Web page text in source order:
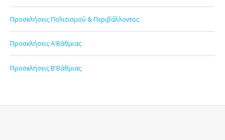
Προσκλήσεις Πολιτισμού & Περιβάλλοντος
Προσκλήσεις Α'Βάθμιας
Προσκλήσεις Β'Βάθμιας